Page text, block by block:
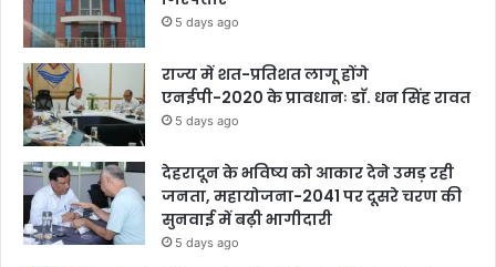
5 days ago
राज्य में शत-प्रतिशत लागू होंगे
एनईपी-2020 के प्रावधानः डाॅ. धन सिंह रावत
5 days ago
देहरादून के भविष्य को आकार देने उमड़ रही
जनता, महायोजना-2041 पर दूसरे चरण की
सुनवाई में बढ़ी भागीदारी
5 days ago